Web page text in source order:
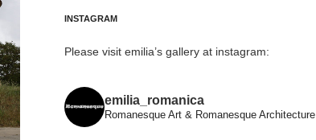
INSTAGRAM
Please visit emilia’s gallery at instagram:
emilia_romanica
Romanesque Art & Romanesque Architecture